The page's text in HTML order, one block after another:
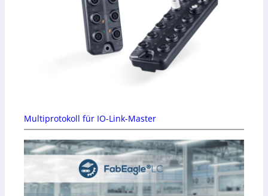
Multiprotokoll für IO-Link-Master